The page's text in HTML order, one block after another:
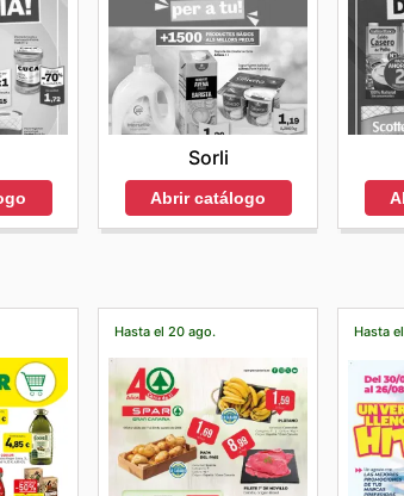
Sorli
Abrir catálogo
Hasta el 20 ago. Hasta